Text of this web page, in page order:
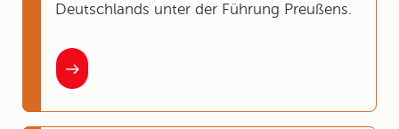
Deutschlands unter der Führung Preußens.